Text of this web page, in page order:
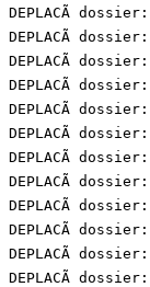
DEPLACÃ
DEPLACÃ
DEPLACÃ
DEPLACÃ
DEPLACÃ
DEPLACÃ
DEPLACÃ
DEPLACÃ
DEPLACÃ
DEPLACÃ
DEPLACÃ
DEPLACÃ